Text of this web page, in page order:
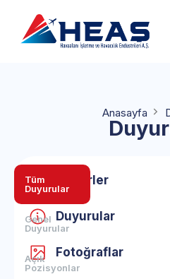
Anasayfa
Haberler
Duyurular
Fotoğraflar
Tüm
Duyurular
Genel
Duyurular
Açık
Pozisyonlar